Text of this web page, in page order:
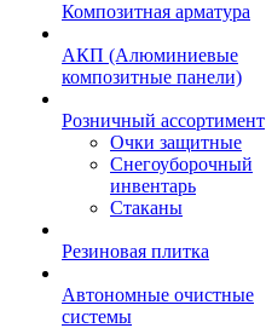
Композитная арматура
АКП (Алюминиевые
композитные панели)
Розничный ассортимент
Очки защитные
Снегоуборочный
инвентарь
Стаканы
Резиновая плитка
Автономные очистные
системы